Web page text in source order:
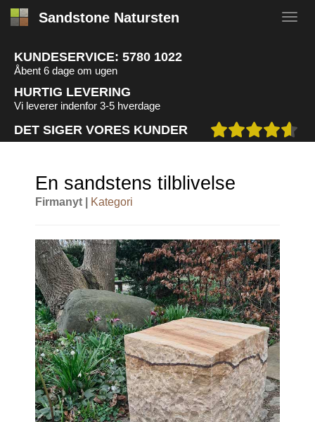
Sandstone Natursten
KUNDESERVICE: 5780 1022
Åbent 6 dage om ugen
HURTIG LEVERING
Vi leverer indenfor 3-5 hverdage
DET SIGER VORES KUNDER
En sandstens tilblivelse
Firmanyt | Kategori